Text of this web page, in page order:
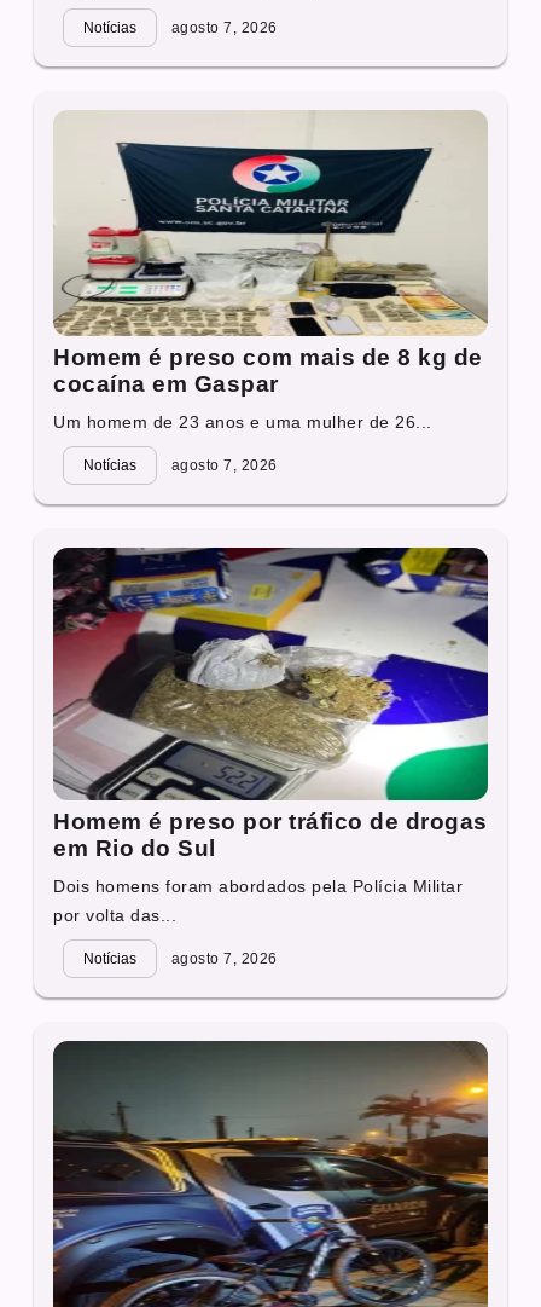
Notícias agosto 7, 2026
Homem é preso com mais de 8 kg de
cocaína em Gaspar
Um homem de 23 anos e uma mulher de 26...
Notícias agosto 7, 2026
Homem é preso por tráfico de drogas
em Rio do Sul
Dois homens foram abordados pela Polícia Militar
por volta das...
Notícias agosto 7, 2026